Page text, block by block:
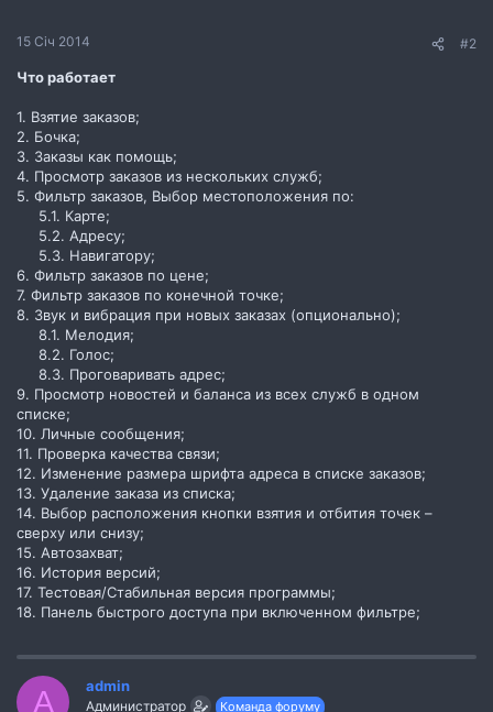
15 Січ 2014 #2
Что работает
1. Взятие заказов;
2. Бочка;
3. Заказы как помощь;
4. Просмотр заказов из нескольких служб;
5. Фильтр заказов, Выбор местоположения по:
5.1. Карте;
5.2. Адресу;
5.3. Навигатору;​
6. Фильтр заказов по цене;
7. Фильтр заказов по конечной точке;
8. Звук и вибрация при новых заказах (опционально);
8.1. Мелодия;
8.2. Голос;
8.3. Проговаривать адрес;​
9. Просмотр новостей и баланса из всех служб в одном
списке;
10. Личные сообщения;
11. Проверка качества связи;
12. Изменение размера шрифта адреса в списке заказов;
13. Удаление заказа из списка;
14. Выбор расположения кнопки взятия и отбития точек –
сверху или снизу;
15. Автозахват;
16. История версий;
17. Тестовая/Стабильная версия программы;
18. Панель быстрого доступа при включенном фильтре;
A admin
Администратор Команда форуму